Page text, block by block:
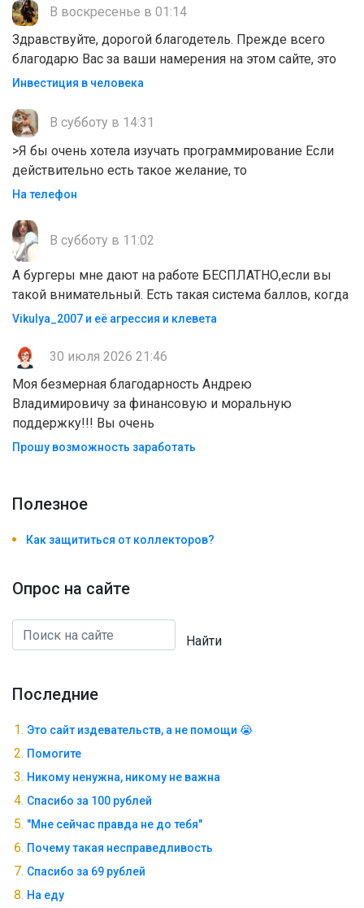
В воскресенье в 01:14
Здравствуйте, дорогой благодетель. Прежде всего
благодарю Вас за ваши намерения на этом сайте, это
Инвестиция в человека
В субботу в 14:31
>Я бы очень хотела изучать программирование Если
действительно есть такое желание, то
На телефон
В субботу в 11:02
А бургеры мне дают на работе БЕСПЛАТНО,если вы
такой внимательный. Есть такая система баллов, когда
Vikulya_2007 и её агрессия и клевета
30 июля 2026 21:46
Моя безмерная благодарность Андрею
Владимировичу за финансовую и моральную
поддержку!!! Вы очень
Прошу возможность заработать
Полезноe
Как защититься от коллекторов?
Опрос на сайте
Найти
Последние
Это сайт издевательств, а не помощи 😭
Помогите
Никому ненужна, никому не важна
Спасибо за 100 рублей
"Мне сейчас правда не до тебя"
Почему такая несправедливость
Спасибо за 69 рублей
На еду